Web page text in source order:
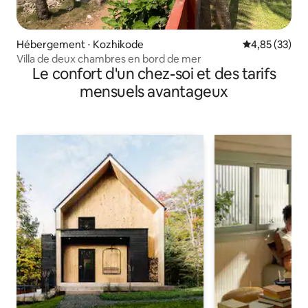
Hébergement ⋅ Kozhikode Évaluation
4,85 (33)
Villa de deux chambres en bord de mer
Le confort d'un chez-soi et des tarifs
mensuels avantageux